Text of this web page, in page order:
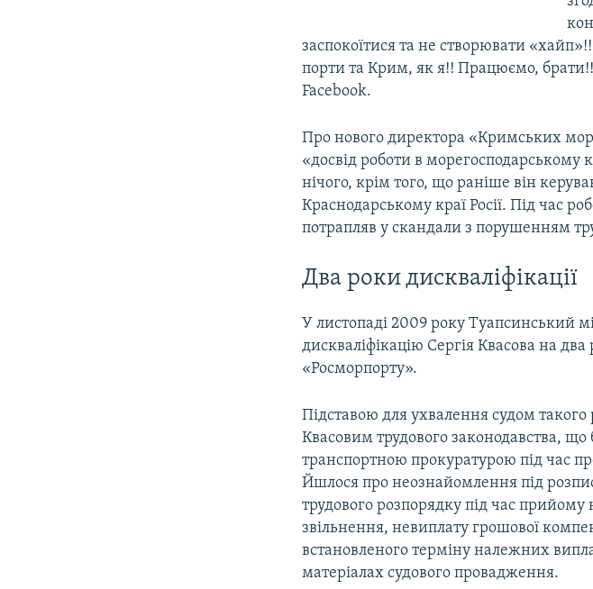
заспокоїтися та не створювати
порти та Крим, як я!! Працюємо,
Facebook.
Про нового директора «Кримських
«досвід роботи в
нічого, крім того, що раніше він
Краснодарському краї Росії. Під час
потрапляв у скандали з порушенням
Два роки дискваліфікації
У листопаді 2009 року Туапсинський
дискваліфікацію Сергія Квасова на
«Росморпорту».
Підставою для ухвалення судом
Квасовим трудового законодавства,
транспортною прокуратурою під час
Йшлося про неознайомлення під
трудового розпорядку під час прийому
звільнення, невиплату грошової
встановленого терміну належних
матеріалах судового провадження.